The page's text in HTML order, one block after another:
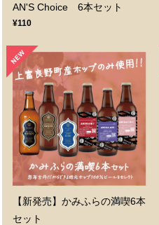
AN'S Choice 6本セット
¥110
【新発売】かみふらの満喫6本
セット